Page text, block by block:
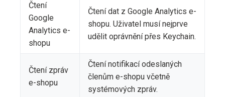
Čtení
Google
Analytics e-
shopu
Čtení dat z Google Analytics e-
shopu. Uživatel musí nejprve
udělit oprávnění přes Keychain.
Čtení zpráv
e-shopu
Čtení notifikací odeslaných
členům e-shopu včetně
systémových zpráv.